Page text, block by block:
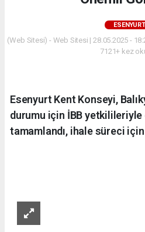
ESENYURT
(Web Sitesi) - Web Sitesi | 28.05.2025 -
7121+ kez
Esenyurt Kent Konseyi,
durumu için İBB
tamamlandı, ihale süreci